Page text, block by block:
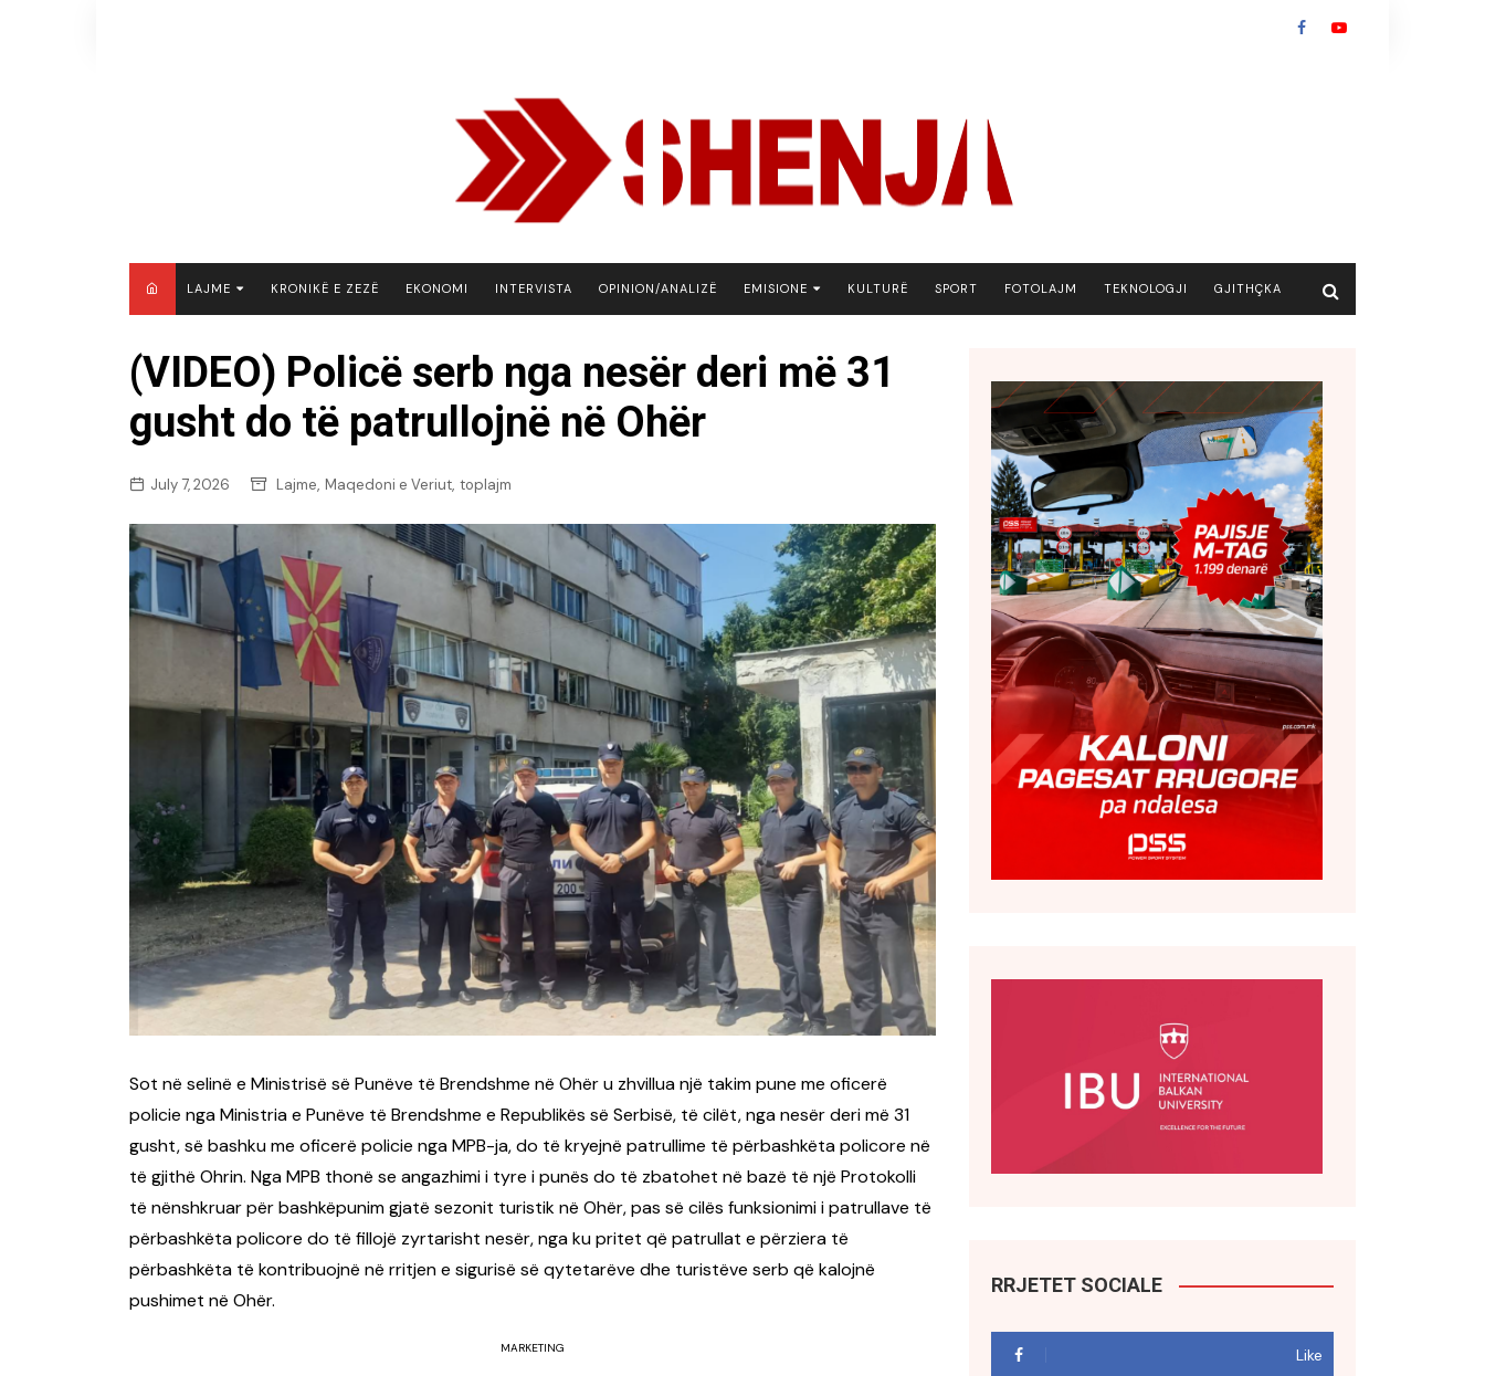
LAJME
KOSOVË
SHQIPËRI
BOTË
KRONIKË E ZEZË EKONOMI INTERVISTA OPINION/ANALIZË EMISIONE
BOTA NE FOKUS
GJURMË
INTERVISTA EMISION
KONAKU
KU E KISHIM FJALEN
LIGJERATE FETARE
PARADITE ME NE
PIKËPAMJE
RECETA E DITES
RELAKS
RETRO JAVORE
KULTURË SPORT FOTOLAJM TEKNOLOGJI GJITHÇKA
(VIDEO) Policë serb nga nesër deri më 31
gusht do të patrullojnë në Ohër
July 7, 2026 Lajme, Maqedoni e Veriut, toplajm
Sot në selinë e Ministrisë së Punëve të Brendshme në Ohër u zhvillua një takim pune me oficerë
policie nga Ministria e Punëve të Brendshme e Republikës së Serbisë, të cilët, nga nesër deri më 31
gusht, së bashku me oficerë policie nga MPB-ja, do të kryejnë patrullime të përbashkëta policore në
të gjithë Ohrin. Nga MPB thonë se angazhimi i tyre i punës do të zbatohet në bazë të një Protokolli
të nënshkruar për bashkëpunim gjatë sezonit turistik në Ohër, pas së cilës funksionimi i patrullave të
përbashkëta policore do të fillojë zyrtarisht nesër, nga ku pritet që patrullat e përziera të
përbashkëta të kontribuojnë në rritjen e sigurisë së qytetarëve dhe turistëve serb që kalojnë
pushimet në Ohër.
MARKETING
RRJETET SOCIALE
Like